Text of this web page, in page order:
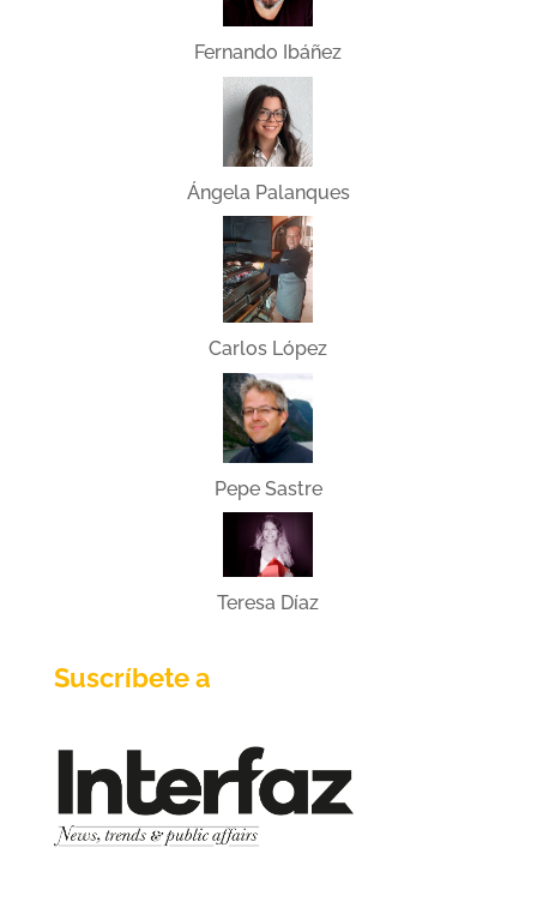
Fernando Ibáñez
Ángela Palanques
Carlos López
Pepe Sastre
Teresa Díaz
Suscríbete a